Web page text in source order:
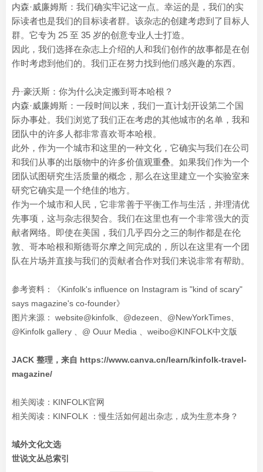
内森·威廉姆斯：我们确实牢记这一点。幸运的是，我们的实
际读者也是我们的目标读者群。该杂志的创建考虑到了目标人
群。它专为 25 至 35 岁的创意专业人士打造。
因此，我们选择在杂志上介绍的人和我们创作的故事都是在创
作时考虑到他们的。我们正在努力找到他们感兴趣的东西。
丹·豪沃斯：你为什么决定搬到哥本哈根？
内森·威廉姆斯：一段时间以来，我们一直计划开设第二个国
际办事处。我们浏览了我们正在考虑的其他城市的名单，我和
团队中的许多人都非常喜欢哥本哈根。
此外，作为一个城市和这里的一种文化，它确实与我们在公司
和我们从事的出版物中的许多价值观重叠。如果我们作为一个
团队试图研究生活质量的概念，那么在这里建立一个实验室来
研究它确实是一个绝佳的地方。
作为一个城市和人民，它非常善于平衡工作与生活，并理清优
先事项，这与杂志很契合。我们在这里也有一个非常强大的贡
献者网络。即使在美国，我们几乎四分之三的制作都是在伦
敦、哥本哈根和斯德哥尔摩之间完成的，所以在这里有一个团
队在片场并直接与我们的贡献者合作对我们来说非常有帮助。
参考资料：《Kinfolk's influence on Instagram is "kind of scary"
says magazine's co-founder》
图片来源： website@kinfolk、@dezeen、@NewYorkTimes、
@Kinfolk gallery 、@ Ouur Media 、weibo@KINFOLK中文版
JACK 整理，来自 https://www.canva.cn/learn/kinfolk-travel-
magazine/
相关阅读： KINFOLK官网
相关阅读： KINFOLK ：慢生活如何超出杂志，成为生意本身？
域外文化文选
世说文丛总索引